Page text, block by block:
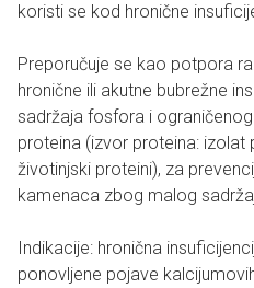
koristi se kod hronične
Preporučuje se kao potpora
hronične ili akutne bubrežne
sadržaja fosfora i
proteina (izvor proteina: izolat
životinjski proteini), za
kamenaca zbog malog
Indikacije: hronična
ponovljene pojave